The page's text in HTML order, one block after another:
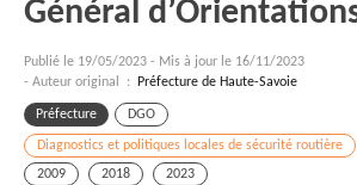
Général
Publié le 19/05/2023 - Mis à jour le 16/11/2023
- Auteur original :
Préfecture de Haute-Savoie
Préfecture DGO
Diagnostics et politiques locales de sécurité routière
2009
2018 2023